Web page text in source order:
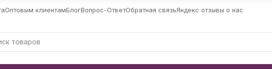
Оптовым клиентамБлогВопрос-ОтветОбратная связьЯндекс отзывы о нас